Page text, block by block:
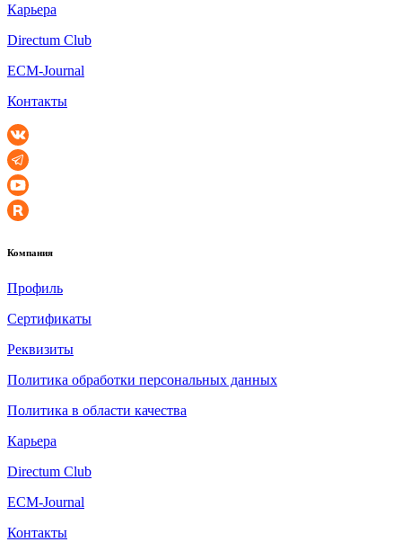
Карьера
Directum Club
ECM-Journal
Контакты
Компания
Профиль
Сертификаты
Реквизиты
Политика обработки персональных данных
Политика в области качества
Карьера
Directum Club
ECM-Journal
Контакты